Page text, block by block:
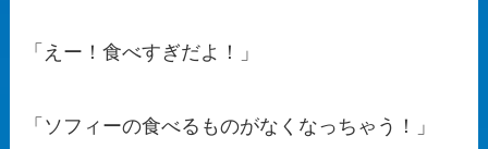
「えー！食べすぎだよ！」
「ソフィーの食べるものがなくなっちゃう！」